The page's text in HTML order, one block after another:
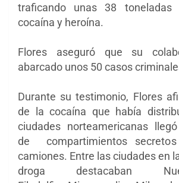
traficando unas 38
cocaína y heroína.
Flores aseguró que su
abarcado unos 50 casos
Durante su testimonio, Flores
de la cocaína que había
ciudades norteamericanas
de compartimientos
camiones. Entre las ciudades en
droga destacaban